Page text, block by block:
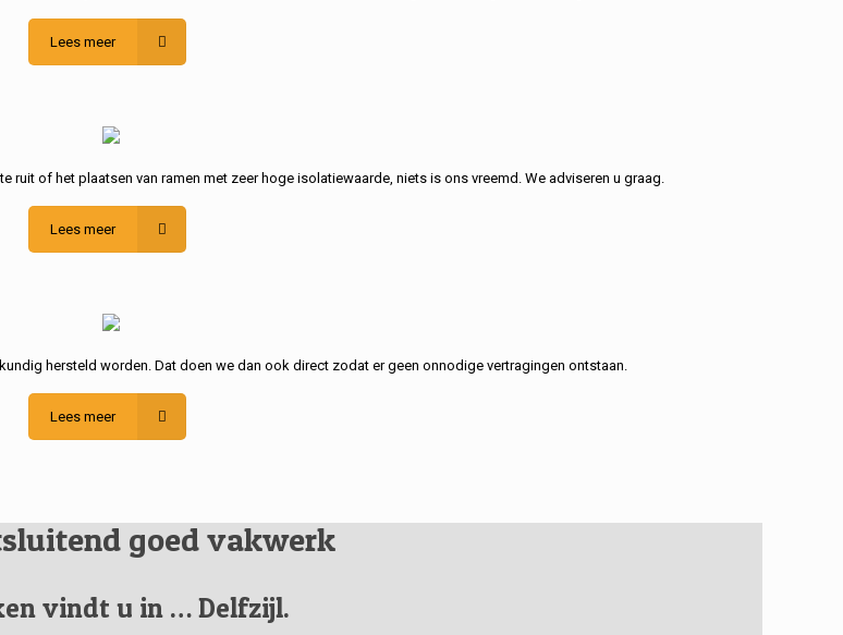
Lees meer
ruit of het plaatsen van ramen met zeer hoge isolatiewaarde, niets is ons vreemd. We adviseren u graag.
Lees meer
hersteld worden. Dat doen we dan ook direct zodat er geen onnodige vertragingen ontstaan.
Lees meer
goed vakwerk
vindt u in … Delfzijl.